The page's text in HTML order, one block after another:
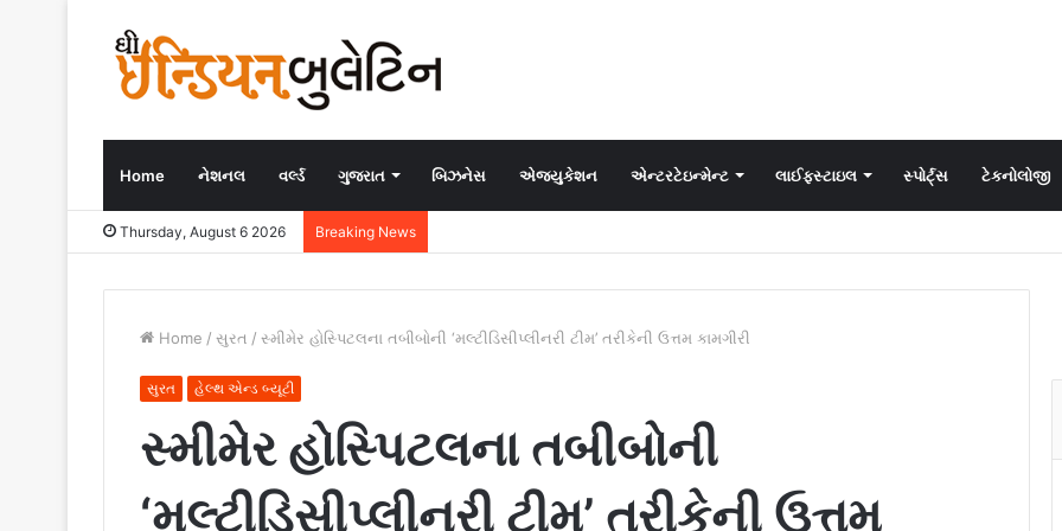
Home નેશનલ વર્લ્ડ ગુજરાત બિઝનેસ એજ્યુકેશન એન્ટરટેઇન્મેન્ટ લાઈફસ્ટાઇલ સ્પોર્ટ્સ ટેકનોલોજી
Thursday, August 6 2026 Breaking News
Home / સુરત / સ્મીમેર હોસ્પિટલના તબીબોની ‘મલ્ટીડિસીપ્લીનરી ટીમ’ તરીકેની ઉત્તમ કામગીરી
સુરત હેલ્થ એન્ડ બ્યૂટી
સ્મીમેર હોસ્પિટલના તબીબોની
‘મલ્ટીડિસીપ્લીનરી ટીમ’ તરીકેની ઉત્તમ